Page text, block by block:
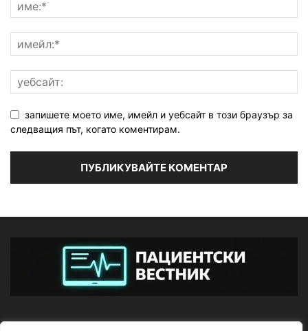
запишете моето име, имейл и уебсайт в този браузър за
следващия път, когато коментирам.